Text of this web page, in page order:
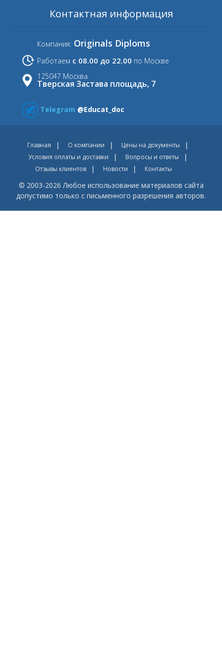
Контактная информация
Компания: Originals Diploms
Работаем с 08.00 до 22.00 по Москве
125047 Москва
Тверская Застава площадь, 7
Telegram @Educat_doc
Главная О компании
Цены на документы
Условия оплаты и доставки
Вопросы и ответы
Отзывы клиентов
Новости Контакты
© 2003-2026 Любое использование материалов сайта
допустимо только с письменного разрешения авторов.